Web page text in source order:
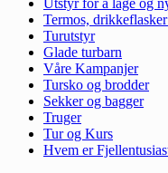
Utstyr for å lage og
Termos,
Turutstyr
Glade turbarn
Våre Kampanjer
Tursko og brodder
Sekker og bagger
Truger
Tur og Kurs
Hvem er